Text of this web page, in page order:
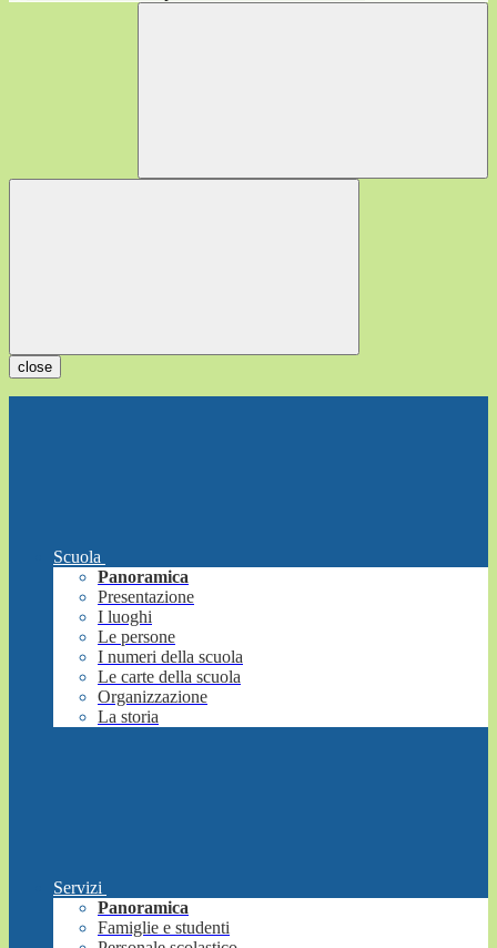
close
Scuola
Panoramica
Presentazione
I luoghi
Le persone
I numeri della scuola
Le carte della scuola
Organizzazione
La storia
Servizi
Panoramica
Famiglie e studenti